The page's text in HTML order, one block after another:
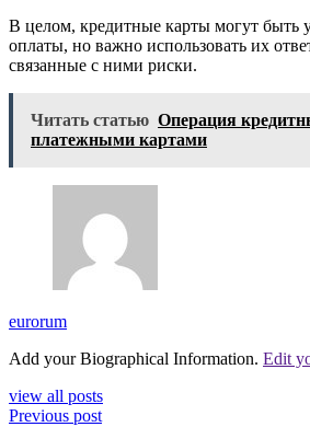
В целом, кредитные карты могут быть
оплаты, но важно использовать их
связанные с ними риски.
Читать статью Операция
платежными картами
eurorum
Add your Biographical Information. Edit
view all posts
Previous post